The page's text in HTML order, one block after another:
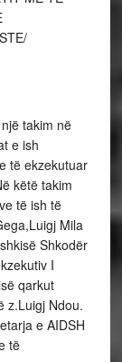
takim në
e ish
të ekzekutuar
këtë takim
të ish të
Mila
Shkodër
I
qarkut
z.Luigj Ndou.
e AIDSH
të